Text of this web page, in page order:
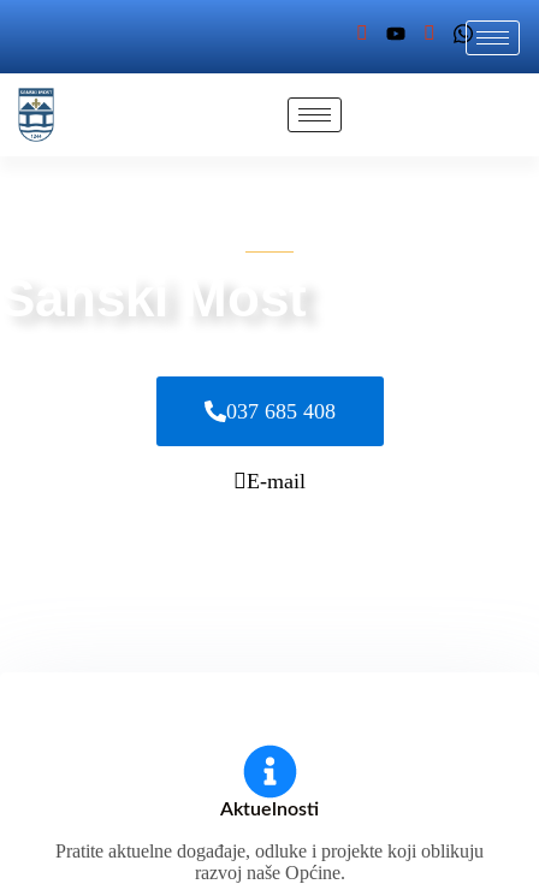
Sanski Most
037 685 408
E-mail
Aktuelnosti
Pratite aktuelne događaje, odluke i projekte koji oblikuju
razvoj naše Općine.